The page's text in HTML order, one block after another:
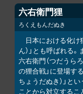
六右衛門狸
ろくえもんだぬき
日本における化け
ん）」とも呼ばれる
六右衛門（つだうら
の狸合戦」に登場す
ちょうだぬき）」と
ことから対立するこ